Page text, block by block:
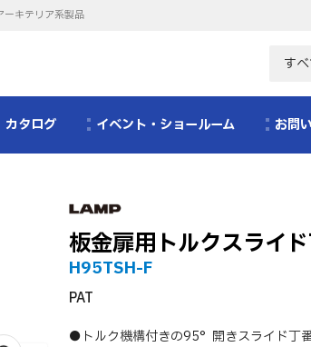
ーキテリア系製品
す
カタログ イベント・ショールーム お問
板金扉用トルクスライ
H95TSH-F
PAT
●トルク機構付きの95°開きスライド丁番